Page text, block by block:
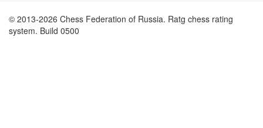
© 2013-2026 Chess Federation of Russia. Ratg chess rating
system. Build 0500